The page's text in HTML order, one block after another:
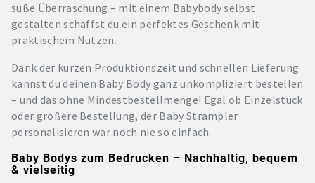
süße Überraschung – mit einem Babybody selbst
gestalten schaffst du ein perfektes Geschenk mit
praktischem Nutzen.
Dank der kurzen Produktionszeit und schnellen Lieferung
kannst du deinen Baby Body ganz unkompliziert bestellen
– und das ohne Mindestbestellmenge! Egal ob Einzelstück
oder größere Bestellung, der Baby Strampler
personalisieren war noch nie so einfach.
Baby Bodys zum Bedrucken – Nachhaltig, bequem
& vielseitig